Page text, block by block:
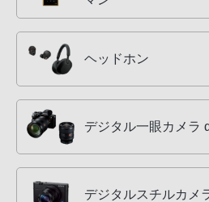
ヘッドホン
デジタル一眼カメラ
デジタルスチルカメ